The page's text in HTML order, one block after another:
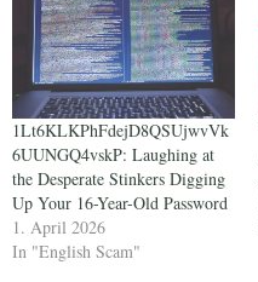
1Lt6KLKPhFdejD8QSUjwvVk
6UUNGQ4vskP: Laughing at
the Desperate Stinkers Digging
Up Your 16-Year-Old Password
1. April 2026
In "English Scam"